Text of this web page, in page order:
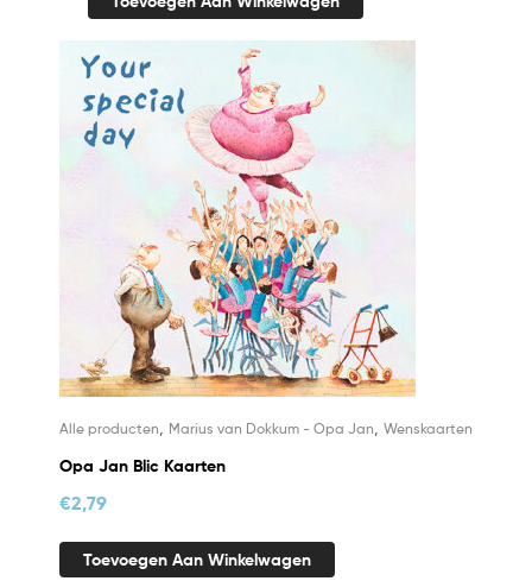
Alle producten Marius van Dokkum - Opa Jan Wenskaarten
Opa Jan Blic Kaarten
€2,79
Toevoegen Aan Winkelwagen